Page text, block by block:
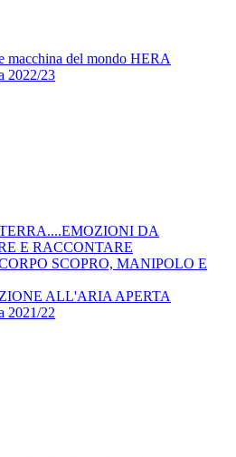
macchina del mondo HERA
2022/23
DA
E RACCONTARE
SCOPRO, MANIPOLO E
ALL'ARIA APERTA
2021/22